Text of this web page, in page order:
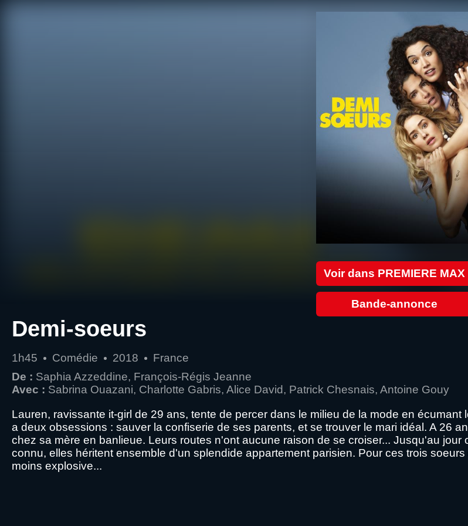
Voir dans PREMIERE MAX
Bande-annonce
Demi-soeurs
1h45 Comédie 2018
France
De : Saphia Azzeddine, François-Régis Jeanne
Avec : Sabrina Ouazani, Charlotte Gabris, Alice David, Patrick Chesnais, Antoine Gouy
Lauren, ravissante it-girl de 29 ans, tente de percer dans le milieu de la mode en
a deux obsessions : sauver la confiserie de ses parents, et se trouver le mari idéal. A 26
chez sa mère en banlieue. Leurs routes n'ont aucune raison de se croiser... Jusqu'au
connu, elles héritent ensemble d'un splendide appartement parisien. Pour ces trois
moins explosive...